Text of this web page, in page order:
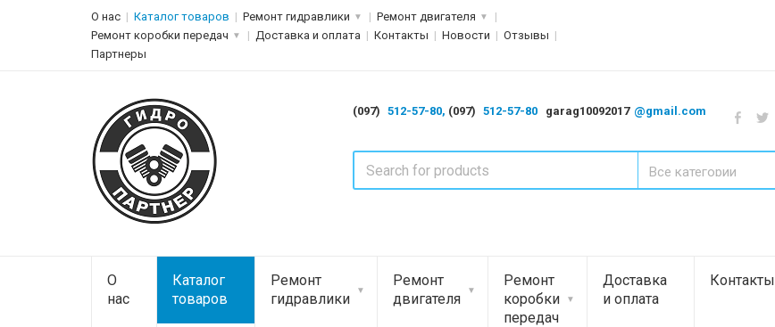
О нас Каталог товаров Ремонт гидравлики
Ремонт двигателя
Ремонт коробки передач
Доставка и оплата Контакты Новости
Отзывы
Партнеры
(097) 512-57-80, (097) 512-57-80 garag10092017 @gmail.com
Все категории
О
нас
Каталог
товаров
Ремонт
гидравлики
Ремонт
двигателя
Ремонт
коробки
передач
Доставка
и оплата
Контакты